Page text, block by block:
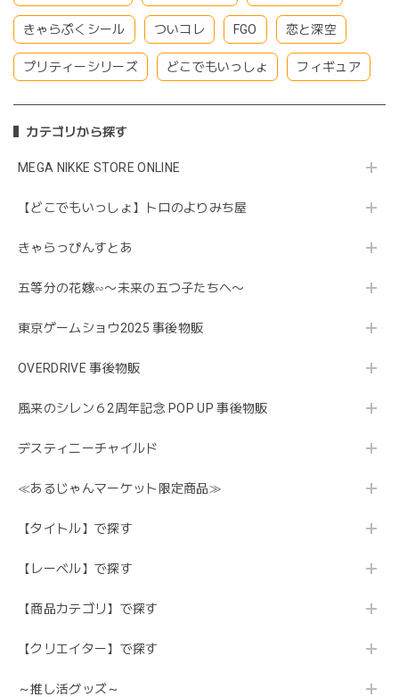
きゃらぷくシール ついコレ FGO 恋と深空
プリティーシリーズ どこでもいっしょ フィギュア
カテゴリから探す
MEGA NIKKE STORE ONLINE
【どこでもいっしょ】トロのよりみち屋
きゃらっぴんすとあ
五等分の花嫁∽〜未来の五つ子たちへ〜
東京ゲームショウ2025 事後物販
OVERDRIVE 事後物販
風来のシレン６2周年記念 POP UP 事後物販
デスティニーチャイルド
≪あるじゃんマーケット限定商品≫
【タイトル】で探す
【レーベル】で探す
【商品カテゴリ】で探す
【クリエイター】で探す
～推し活グッズ～